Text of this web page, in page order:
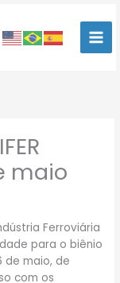
maio
Ferroviária
para o biênio
de maio, de
com os